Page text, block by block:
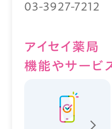
03-3927-7212
アイセイ薬局
機能やサービ